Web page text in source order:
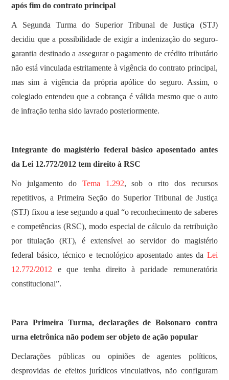
após fim do contrato principal
​A Segunda Turma do Superior Tribunal de Justiça (STJ)
decidiu que a possibilidade de exigir a indenização do seguro-
garantia destinado a assegurar o pagamento de crédito tributário
não está vinculada estritamente à vigência do contrato principal,
mas sim à vigência da própria apólice do seguro. Assim, o
colegiado entendeu que a cobrança é válida mesmo que o auto
de infração tenha sido lavrado posteriormente.
Integrante do magistério federal básico aposentado antes
da Lei 12.772/2012 tem direito à RSC
No julgamento do Tema 1.292, sob o rito dos recursos
repetitivos, a Primeira Seção do Superior Tribunal de Justiça
(STJ) fixou a tese segundo a qual “o reconhecimento de saberes
e competências (RSC), modo especial de cálculo da retribuição
por titulação (RT), é extensível ao servidor do magistério
federal básico, técnico e tecnológico aposentado antes da Lei
12.772/2012 e que tenha direito à paridade remuneratória
constitucional”.
Para Primeira Turma, declarações de Bolsonaro contra
urna eletrônica não podem ser objeto de ação popular
Declarações públicas ou opiniões de agentes políticos,
desprovidas de efeitos jurídicos vinculativos, não configuram